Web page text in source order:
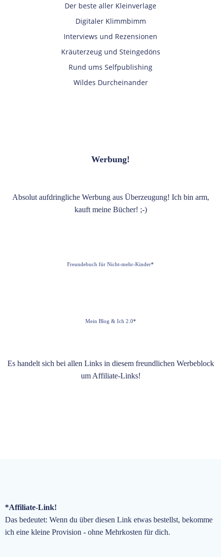
Der beste aller Kleinverlage
Digitaler Klimmbimm
Interviews und Rezensionen
Kräuterzeug und Steingedöns
Rund ums Selfpublishing
Wildes Durcheinander
Werbung!
Absolut aufdringliche Werbung aus Überzeugung! Ich bin arm,
kauft meine Bücher! ;-)
Freundebuch für Nicht-mehr-Kinder*
Mein Blog & Ich 2.0*
Es handelt sich bei allen Links in diesem freundlichen Werbeblock
um Affiliate-Links!
*Affiliate-Link!
Das bedeutet: Wenn du über diesen Link etwas bestellst, bekomme
ich eine kleine Provision - ohne Mehrkosten für dich.